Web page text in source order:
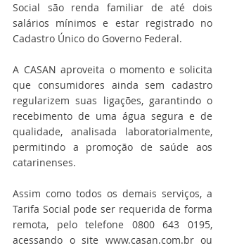
Social são renda familiar de até dois
salários mínimos e estar registrado no
Cadastro Único do Governo Federal.
A CASAN aproveita o momento e solicita
que consumidores ainda sem cadastro
regularizem suas ligações, garantindo o
recebimento de uma água segura e de
qualidade, analisada laboratorialmente,
permitindo a promoção de saúde aos
catarinenses.
Assim como todos os demais serviços, a
Tarifa Social pode ser requerida de forma
remota, pelo telefone 0800 643 0195,
acessando o site www.casan.com.br ou